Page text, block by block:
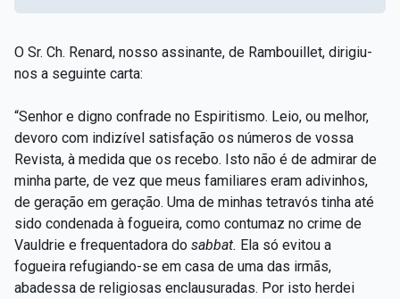
O Sr. Ch. Renard, nosso assinante, de Rambouillet, dirigiu-
nos a seguinte carta:
“Senhor e digno confrade no Espiritismo. Leio, ou melhor,
devoro com indizível satisfação os números de vossa
Revista, à medida que os recebo. Isto não é de admirar de
minha parte, de vez que meus familiares eram adivinhos,
de geração em geração. Uma de minhas tetravós tinha até
sido condenada à fogueira, como contumaz no crime de
Vauldrie e frequentadora do sabbat. Ela só evitou a
fogueira refugiando-se em casa de uma das irmãs,
abadessa de religiosas enclausuradas. Por isto herdei